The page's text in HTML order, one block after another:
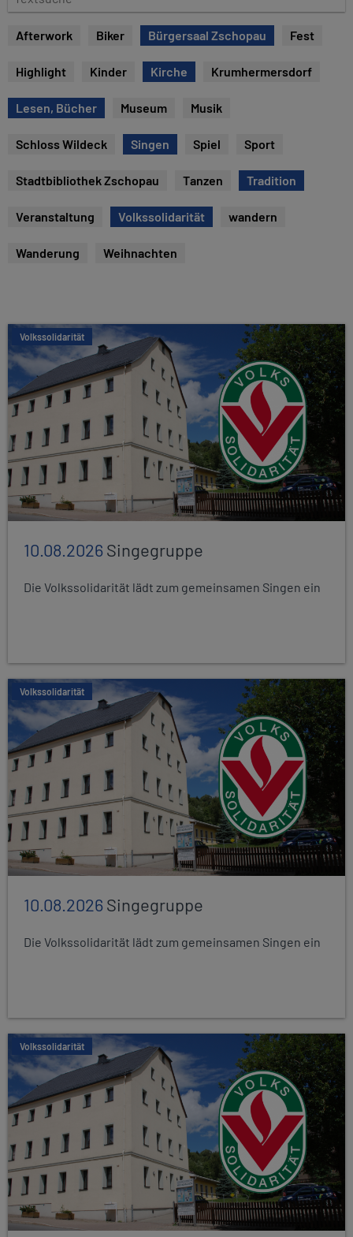
e
c
Afterwork Biker Bürgersaal Zschopau Fest
Highlight Kinder Kirche Krumhermersdorf
Lesen, Bücher Museum Musik
Schloss Wildeck Singen Spiel Sport
Stadtbibliothek Zschopau Tanzen Tradition
Veranstaltung Volkssolidarität wandern
Wanderung Weihnachten
Volkssolidarität
10.08.2026Singegruppe
Die Volkssolidarität lädt zum gemeinsamen Singen ein
Volkssolidarität
10.08.2026Singegruppe
Die Volkssolidarität lädt zum gemeinsamen Singen ein
Volkssolidarität